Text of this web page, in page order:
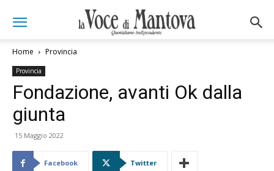
Home Provincia
Provincia
Fondazione, avanti Ok dalla
giunta
15 Maggio 2022
Facebook Twitter